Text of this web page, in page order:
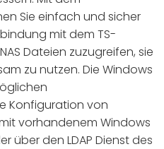
Sie einfach und sicher
mit dem TS-
Dateien zuzugreifen, sie
zu nutzen. Die Windows
Konfiguration von
vorhandenem Windows
über den LDAP Dienst des